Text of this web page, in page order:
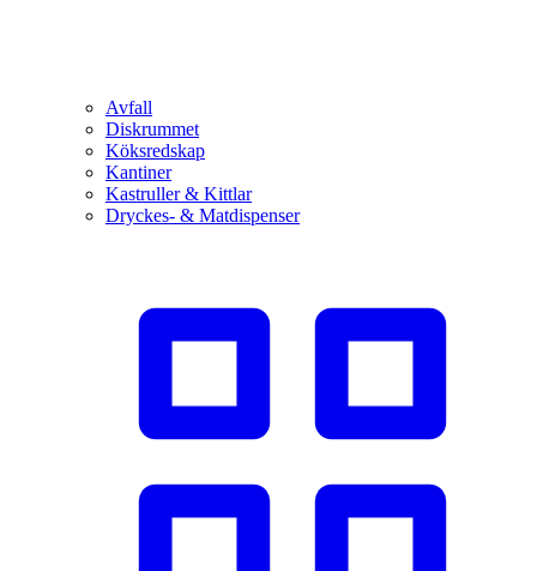
Avfall
Diskrummet
Köksredskap
Kantiner
Kastruller & Kittlar
Dryckes- & Matdispenser